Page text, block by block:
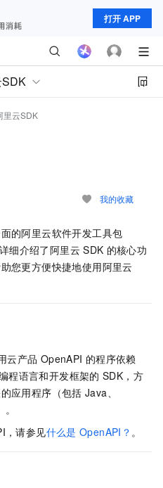
打开 APP
里云SDK
我的收藏
的阿里云软件开发工具包
细介绍了阿里云 SDK 的核心功
您更方便快捷地使用阿里云
云产品 OpenAPI 的程序依赖
程语言和开发框架的 SDK，方
应用程序（包括 Java、
，请参见什么是 OpenAPI？ 。